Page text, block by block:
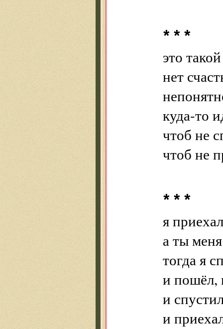
* * *
это
нет
куда-то
чтоб не
чтоб не
* * *
я
а ты
тогда я
и пошёл,
и
и